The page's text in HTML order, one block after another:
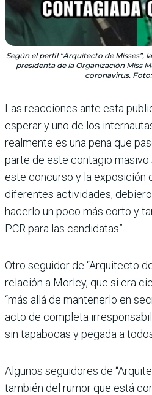
Según el perfil “Arquitecto de Misses”,
presidenta de la Organización Miss
coronavirus.
Las reacciones ante esta
esperar y uno de los
realmente es una pena que
parte de este contagio masivo
este concurso y la exposición
diferentes actividades,
hacerlo un poco más corto y
PCR para las candidatas”.
Otro seguidor de “Arquitecto
relación a Morley, que si era
“más allá de mantenerlo en
acto de completa
sin tapabocas y pegada a
Algunos seguidores de
también del rumor que está